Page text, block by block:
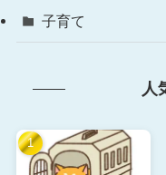
子育て
人